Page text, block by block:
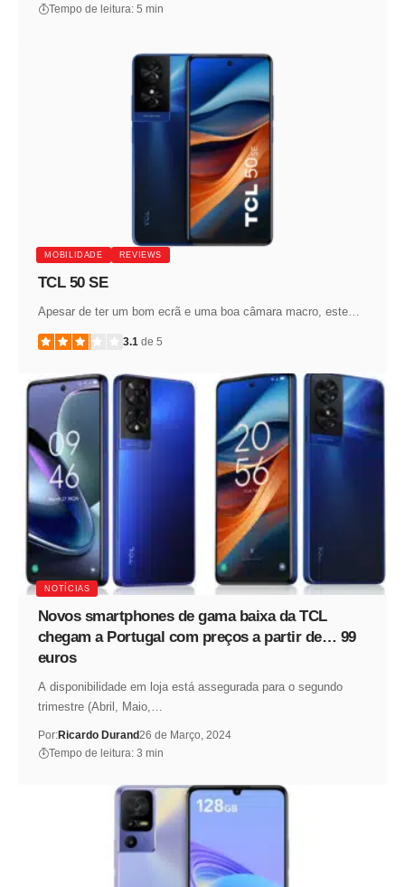
Tempo de leitura: 5 min
MOBILIDADE REVIEWS
TCL 50 SE
Apesar de ter um bom ecrã e uma boa câmara macro, este…
3.1de 5
NOTÍCIAS
Novos smartphones de gama baixa da TCL
chegam a Portugal com preços a partir de… 99
euros
A disponibilidade em loja está assegurada para o segundo
trimestre (Abril, Maio,…
Por:Ricardo Durand26 de Março, 2024
Tempo de leitura: 3 min